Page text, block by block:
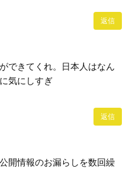
返信
できてくれ。日本人はなん
気にしすぎ
返信
開情報のお漏らしを数回繰